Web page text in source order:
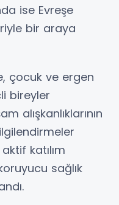
ise Evreşe
bir araya
çocuk ve ergen
bireyler
alışkanlıklarının
katılım
sağlık